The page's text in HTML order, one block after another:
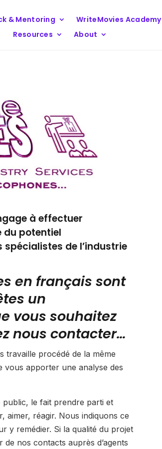
& Mentoring WriteMovies Academy
Resources
About
à effectuer
du potentiel
de l’industrie
en français sont
un
vous souhaitez
nous contacter…
travaille procédé de la même
vous apporter une analyse des
public, le fait prendre parti et
aimer, réagir. Nous indiquons ce
y remédier. Si la qualité du projet
nos contacts auprès d’agents